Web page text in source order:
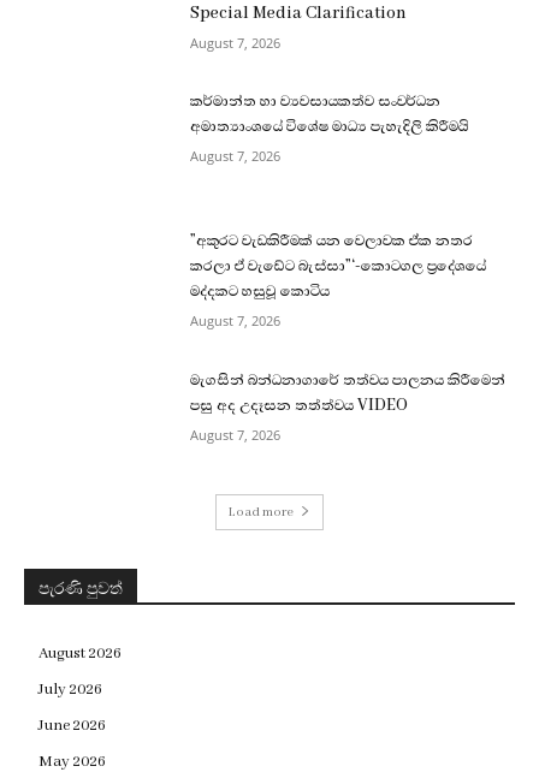
Special Media Clarification
August 7, 2026
කර්මාන්ත හා ව්‍යවසායකත්ව සංවර්ධන
අමාත්‍යාංශයේ විශේෂ මාධ්‍ය පැහැදිලි කිරීමයි
August 7, 2026
”අකුරට වැඩකිරීමක් යන වෙලාවක ඒක නතර
කරලා ඒ වැඩේට බැස්සා”‘-කොටගල ප්‍රදේශයේ
මද්දකට හසුවූ කොටිය
August 7, 2026
මැගසින් බන්ධනාගාරේ තත්වය පාලනය කිරීමෙන්
පසු අද උදෑසන තත්ත්වය VIDEO
August 7, 2026
Load more
පැරණි පුවත්
August 2026
July 2026
June 2026
May 2026